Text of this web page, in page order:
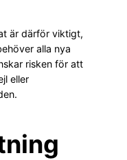
är därför viktigt,
alla nya
risken för att
eller